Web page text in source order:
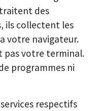
des
ils collectent les
votre navigateur.
pas votre terminal.
programmes ni
respectifs